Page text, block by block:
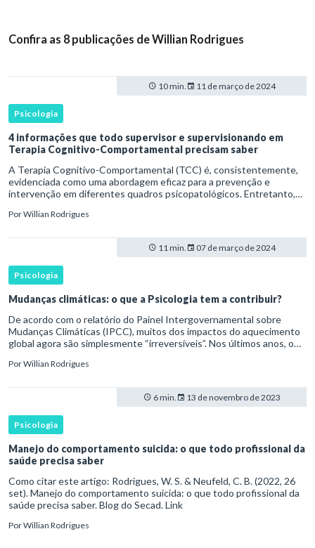
Confira as 8 publicações de Willian Rodrigues
10 min. 11 de março de 2024
Psicologia
4 informações que todo supervisor e supervisionando em
Terapia Cognitivo-Comportamental precisam saber
A Terapia Cognitivo-Comportamental (TCC) é, consistentemente,
evidenciada como uma abordagem eficaz para a prevenção e
intervenção em diferentes quadros psicopatológicos. Entretanto,
psicoterap
PorWillian Rodrigues
11 min. 07 de março de 2024
Psicologia
Mudanças climáticas: o que a Psicologia tem a contribuir?
De acordo com o relatório do Painel Intergovernamental sobre
Mudanças Climáticas (IPCC), muitos dos impactos do aquecimento
global agora são simplesmente “irreversíveis”. Nos últimos anos, o
PorWillian Rodrigues
6 min. 13 de novembro de 2023
Psicologia
Manejo do comportamento suicida: o que todo profissional da
saúde precisa saber
Como citar este artigo: Rodrigues, W. S. & Neufeld, C. B. (2022, 26
set). Manejo do comportamento suicida: o que todo profissional da
saúde precisa saber. Blog do Secad. Link
PorWillian Rodrigues